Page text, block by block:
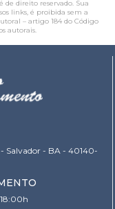
de direito reservado. Sua
links, é proibida sem a
– artigo 184 do Código
autorais.
Salvador - BA - 40140-